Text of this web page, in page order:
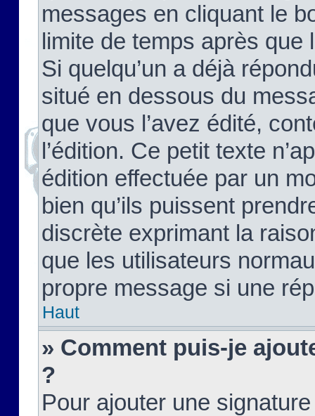
messages en cliquant le
limite de temps après que
Si quelqu’un a déjà
situé en dessous du
que vous l’avez édité,
l’édition. Ce petit texte
édition effectuée par un
bien qu’ils puissent
discrète exprimant la
que les utilisateurs
propre message si une
Haut
» Comment puis-je
?
Pour ajouter une